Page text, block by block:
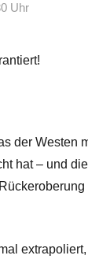
Uhr
der Westen
hat – und